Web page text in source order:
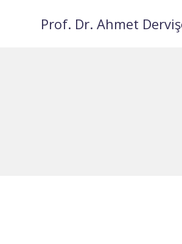
Prof. Dr. Ahmet